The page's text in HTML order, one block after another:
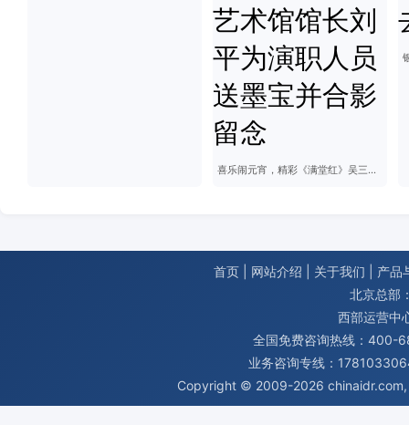
喜乐闹元宵，精彩《满堂红》吴三大艺术馆馆长刘平为演职人员送墨宝并合影留念
首页 网站介绍 关于我们
产品
北京总部
西部运营中
全国免费咨询热线：400-
业务咨询专线：
Copyright © 2009-2026 chinaidr.com